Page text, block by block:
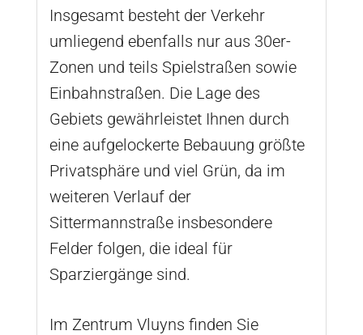
Insgesamt besteht der Verkehr
umliegend ebenfalls nur aus 30er-
Zonen und teils Spielstraßen sowie
Einbahnstraßen. Die Lage des
Gebiets gewährleistet Ihnen durch
eine aufgelockerte Bebauung größte
Privatsphäre und viel Grün, da im
weiteren Verlauf der
Sittermannstraße insbesondere
Felder folgen, die ideal für
Sparziergänge sind.
Im Zentrum Vluyns finden Sie